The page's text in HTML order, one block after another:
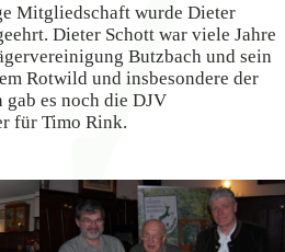
Mitgliedschaft wurde Dieter
Dieter Schott war viele Jahre
Butzbach und sein
Rotwild und insbesondere der
es noch die DJV
für Timo Rink.